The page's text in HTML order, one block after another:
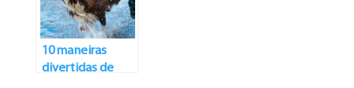
10 maneiras
divertidas de